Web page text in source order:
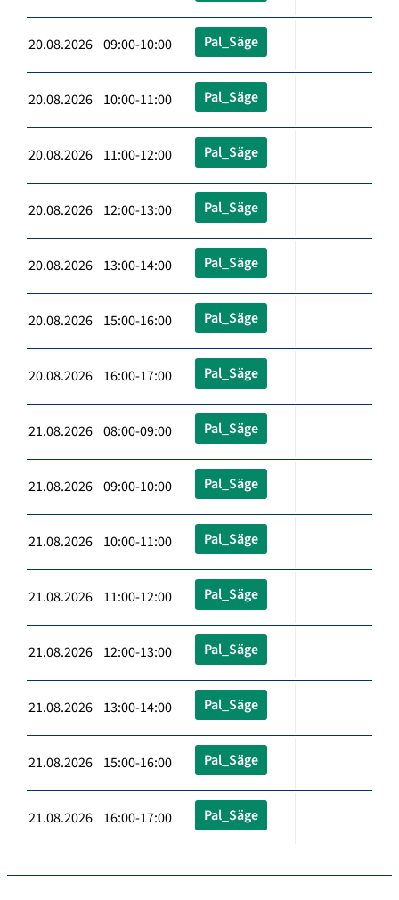
20.08.2026 09:00-10:00 Pal_Säge
20.08.2026 10:00-11:00 Pal_Säge
20.08.2026 11:00-12:00 Pal_Säge
20.08.2026 12:00-13:00 Pal_Säge
20.08.2026 13:00-14:00 Pal_Säge
20.08.2026 15:00-16:00 Pal_Säge
20.08.2026 16:00-17:00 Pal_Säge
21.08.2026 08:00-09:00 Pal_Säge
21.08.2026 09:00-10:00 Pal_Säge
21.08.2026 10:00-11:00 Pal_Säge
21.08.2026 11:00-12:00 Pal_Säge
21.08.2026 12:00-13:00 Pal_Säge
21.08.2026 13:00-14:00 Pal_Säge
21.08.2026 15:00-16:00 Pal_Säge
21.08.2026 16:00-17:00 Pal_Säge